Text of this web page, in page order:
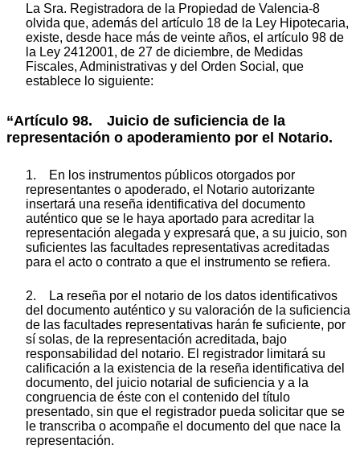
La Sra. Registradora de la Propiedad de Valencia-8
olvida que, además del artículo 18 de la Ley Hipotecaria,
existe, desde hace más de veinte años, el artículo 98 de
la Ley 2412001, de 27 de diciembre, de Medidas
Fiscales, Administrativas y del Orden Social, que
establece lo siguiente:
“Artículo 98. Juicio de suficiencia de la
representación o apoderamiento por el Notario.
1. En los instrumentos públicos otorgados por
representantes o apoderado, el Notario autorizante
insertará una reseña identificativa del documento
auténtico que se le haya aportado para acreditar la
representación alegada y expresará que, a su juicio, son
suficientes las facultades representativas acreditadas
para el acto o contrato a que el instrumento se refiera.
2. La reseña por el notario de los datos identificativos
del documento auténtico y su valoración de la suficiencia
de las facultades representativas harán fe suficiente, por
sí solas, de la representación acreditada, bajo
responsabilidad del notario. El registrador limitará su
calificación a la existencia de la reseña identificativa del
documento, del juicio notarial de suficiencia y a la
congruencia de éste con el contenido del título
presentado, sin que el registrador pueda solicitar que se
le transcriba o acompañe el documento del que nace la
representación.